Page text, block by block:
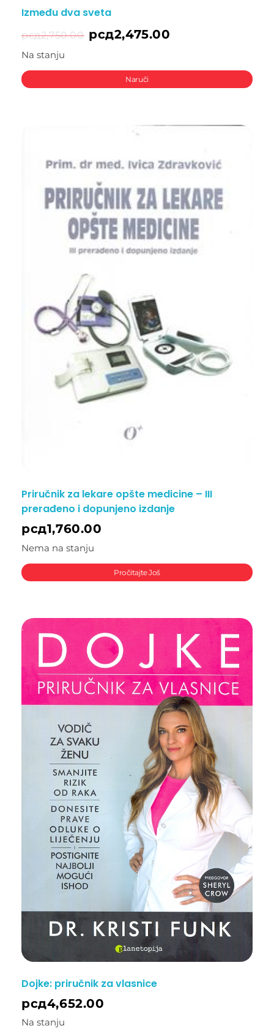
Između dva sveta
рсд2,750.00 рсд2,475.00
Na stanju
Naruči
Priručnik za lekare opšte medicine – III
prerađeno i dopunjeno izdanje
рсд1,760.00
Nema na stanju
Pročitajte Još
Dojke: priručnik za vlasnice
рсд4,652.00
Na stanju